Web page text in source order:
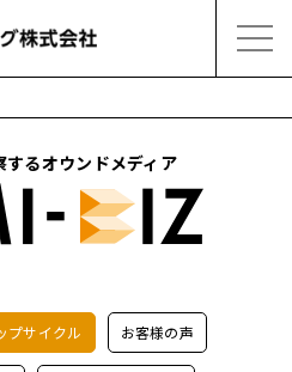
るオウンドメディア
プサイクル お客様の声